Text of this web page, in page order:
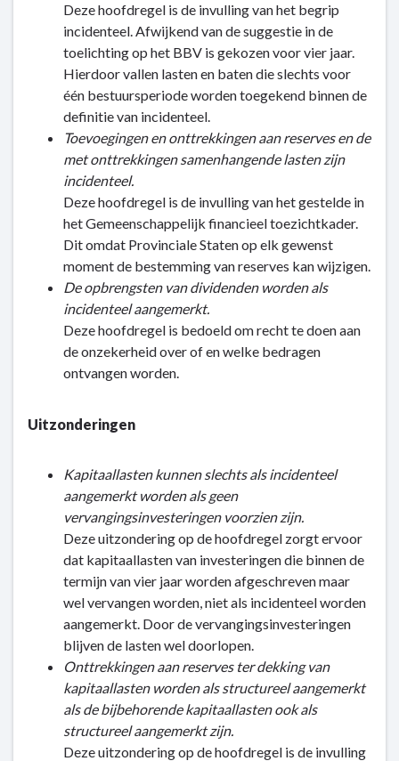
Deze hoofdregel is de invulling van het begrip
incidenteel. Afwijkend van de suggestie in de
toelichting op het BBV is gekozen voor vier jaar.
Hierdoor vallen lasten en baten die slechts voor
één bestuursperiode worden toegekend binnen de
definitie van incidenteel.
Toevoegingen en onttrekkingen aan reserves en de
met onttrekkingen samenhangende lasten zijn
incidenteel.
Deze hoofdregel is de invulling van het gestelde in
het Gemeenschappelijk financieel toezichtkader.
Dit omdat Provinciale Staten op elk gewenst
moment de bestemming van reserves kan wijzigen.
De opbrengsten van dividenden worden als
incidenteel aangemerkt.
Deze hoofdregel is bedoeld om recht te doen aan
de onzekerheid over of en welke bedragen
ontvangen worden.
Uitzonderingen
Kapitaallasten kunnen slechts als incidenteel
aangemerkt worden als geen
vervangingsinvesteringen voorzien zijn.
Deze uitzondering op de hoofdregel zorgt ervoor
dat kapitaallasten van investeringen die binnen de
termijn van vier jaar worden afgeschreven maar
wel vervangen worden, niet als incidenteel worden
aangemerkt. Door de vervangingsinvesteringen
blijven de lasten wel doorlopen.
Onttrekkingen aan reserves ter dekking van
kapitaallasten worden als structureel aangemerkt
als de bijbehorende kapitaallasten ook als
structureel aangemerkt zijn.
Deze uitzondering op de hoofdregel is de invulling